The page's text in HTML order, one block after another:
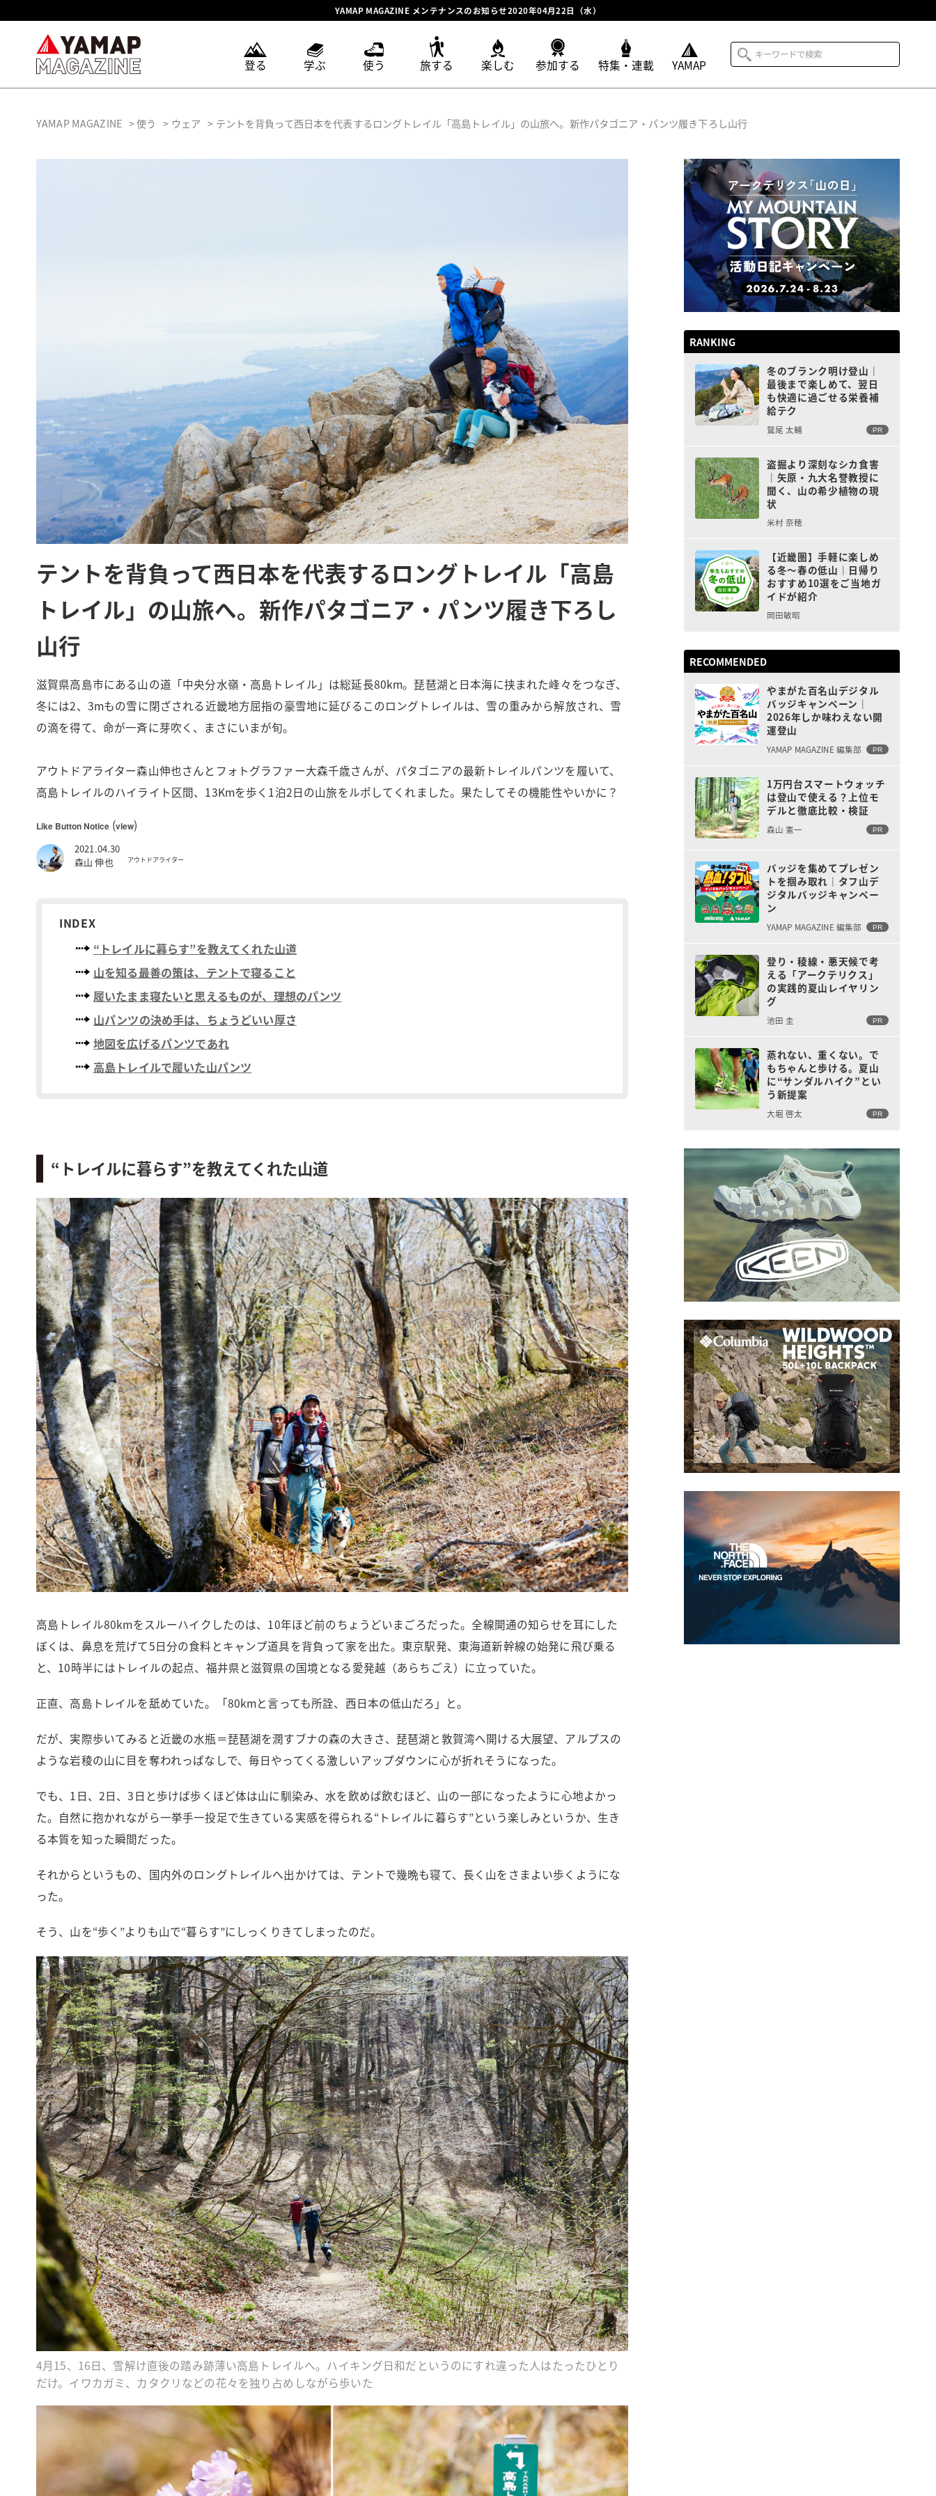
YAMAP MAGAZINE メンテナンスのお知らせ2020年04月22日（水）
登る 学ぶ 使う 旅する 楽しむ 参加する 特集・連載 YAMAP
YAMAP MAGAZINE 使う ウェア テントを背負って西日本を代表するロングトレイル「高島トレイル」の山旅へ。新作パタゴニア・パンツ履き下ろし山行
テントを背負って西日本を代表するロングトレイル「高島
トレイル」の山旅へ。新作パタゴニア・パンツ履き下ろし
山行
滋賀県高島市にある山の道「中央分水嶺・高島トレイル」は総延長80km。琵琶湖と日本海に挟まれた峰々をつなぎ、
冬には2、3mもの雪に閉ざされる近畿地方屈指の豪雪地に延びるこのロングトレイルは、雪の重みから解放され、雪
の滴を得て、命が一斉に芽吹く、まさにいまが旬。
アウトドアライター森山伸也さんとフォトグラファー大森千歳さんが、パタゴニアの最新トレイルパンツを履いて、
高島トレイルのハイライト区間、13Kmを歩く1泊2日の山旅をルポしてくれました。果たしてその機能性やいかに？
Like Button Notice (view)
2021.04.30
森山 伸也
アウトドアライター
INDEX
“トレイルに暮らす”を教えてくれた山道
山を知る最善の策は、テントで寝ること
履いたまま寝たいと思えるものが、理想のパンツ
山パンツの決め手は、ちょうどいい厚さ
地図を広げるパンツであれ
高島トレイルで履いた山パンツ
“トレイルに暮らす”を教えてくれた山道
高島トレイル80kmをスルーハイクしたのは、10年ほど前のちょうどいまごろだった。全線開通の知らせを耳にした
ぼくは、鼻息を荒げて5日分の食料とキャンプ道具を背負って家を出た。東京駅発、東海道新幹線の始発に飛び乗る
と、10時半にはトレイルの起点、福井県と滋賀県の国境となる愛発越（あらちごえ）に立っていた。
正直、高島トレイルを舐めていた。「80kmと言っても所詮、西日本の低山だろ」と。
だが、実際歩いてみると近畿の水瓶＝琵琶湖を潤すブナの森の大きさ、琵琶湖と敦賀湾へ開ける大展望、アルプスの
ような岩稜の山に目を奪われっぱなしで、毎日やってくる激しいアップダウンに心が折れそうになった。
でも、1日、2日、3日と歩けば歩くほど体は山に馴染み、水を飲めば飲むほど、山の一部になったように心地よかっ
た。自然に抱かれながら一挙手一投足で生きている実感を得られる“トレイルに暮らす”という楽しみというか、生き
る本質を知った瞬間だった。
それからというもの、国内外のロングトレイルへ出かけては、テントで幾晩も寝て、長く山をさまよい歩くようにな
った。
そう、山を“歩く”よりも山で“暮らす”にしっくりきてしまったのだ。
4月15、16日、雪解け直後の踏み跡薄い高島トレイルへ。ハイキング日和だというのにすれ違った人はたったひとり
だけ。イワカガミ、カタクリなどの花々を独り占めしながら歩いた
RANKING
冬のブランク明け登山｜
最後まで楽しめて、翌日
も快適に過ごせる栄養補
給テク
鷲尾 太輔 PR
盗掘より深刻なシカ食害
｜矢原・九大名誉教授に
聞く、山の希少植物の現
状
米村 奈穂
【近畿圏】手軽に楽しめ
る冬〜春の低山｜日帰り
おすすめ10選をご当地ガ
イドが紹介
岡田敏昭
RECOMMENDED
やまがた百名山デジタル
バッジキャンペーン｜
2026年しか味わえない開
運登山
YAMAP MAGAZINE 編集部 PR
1万円台スマートウォッチ
は登山で使える？上位モ
デルと徹底比較・検証
森山 憲一 PR
バッジを集めてプレゼン
トを掴み取れ｜タフ山デ
ジタルバッジキャンペー
ン
YAMAP MAGAZINE 編集部 PR
登り・稜線・悪天候で考
える「アークテリクス」
の実践的夏山レイヤリン
グ
池田 圭 PR
蒸れない、重くない。で
もちゃんと歩ける。夏山
に“サンダルハイク”とい
う新提案
大堀 啓太 PR